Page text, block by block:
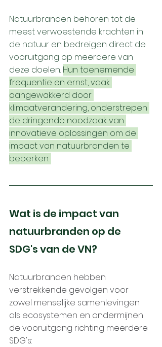
Natuurbranden behoren tot de
meest verwoestende krachten in
de natuur en bedreigen direct de
vooruitgang op meerdere van
deze doelen. Hun toenemende
frequentie en ernst, vaak
aangewakkerd door
klimaatverandering, onderstrepen
de dringende noodzaak van
innovatieve oplossingen om de
impact van natuurbranden te
beperken.
Wat is de impact van
natuurbranden op de
SDG's van de VN?
Natuurbranden hebben
verstrekkende gevolgen voor
zowel menselijke samenlevingen
als ecosystemen en ondermijnen
de vooruitgang richting meerdere
SDG's: